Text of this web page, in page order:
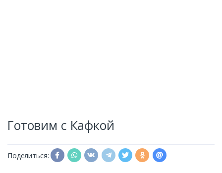
Готовим с Кафкой
Поделиться: